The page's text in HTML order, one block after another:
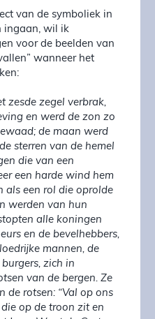
van de symboliek in
ingaan, wil ik
voor de beelden van
wanneer het
zesde zegel verbrak,
en werd de zon zo
de maan werd
sterren van de hemel
die van een
een harde wind hem
als een rol die oprolde
werden van hun
alle koningen
en de bevelhebbers,
mannen, de
zich in
van de bergen. Ze
de rotsen: “Val op ons
op de troon zit en